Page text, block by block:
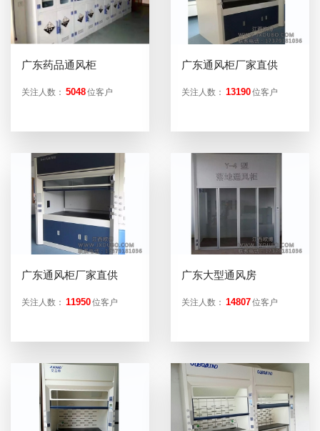
广东药品通风柜
关注人数： 5048位客户
广东通风柜厂家直供
关注人数： 13190位客户
广东通风柜厂家直供
关注人数： 11950位客户
广东大型通风房
关注人数： 14807位客户